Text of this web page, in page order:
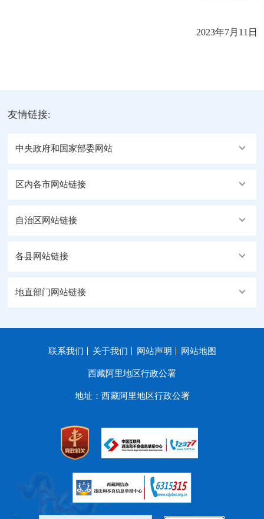
2023年7月11日
友情链接:
中央政府和国家部委网站
区内各市网站链接
自治区网站链接
各县网站链接
地直部门网站链接
联系我们 关于我们 网站声明 网站地图
西藏阿里地区行政公署
地址：西藏阿里地区行政公署